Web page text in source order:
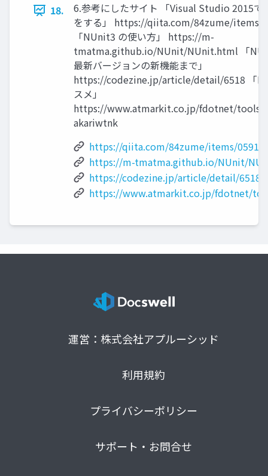
18.
6.参考にしたサイト 「Visual Studio 2015
をする」 https://qiita.com/84zume/items/
「NUnit3 の使い⽅」 https://m-
tmatma.github.io/NUnit/NUnit.html 「
最新バージョンの新機能まで」
https://codezine.jp/article/detail/6518 「
スメ」
https://www.atmarkit.co.jp/fdotnet/tools/
akariwtnk
https://qiita.com/84zume/items/
https://m-tmatma.github.io/NUnit/
https://codezine.jp/article/detail/6518
https://www.atmarkit.co.jp/fdotnet/
運営：株式会社アプルーシッド
利用規約
プライバシーポリシー
サポート・お問合せ